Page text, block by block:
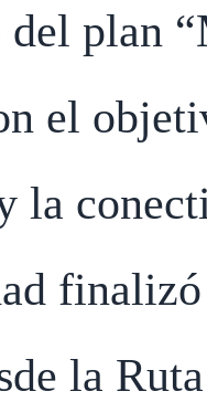
del plan
el
la
finalizó
la